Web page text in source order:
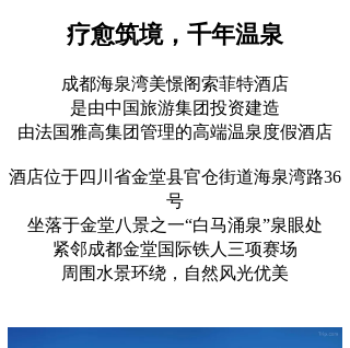
疗愈筑境，千年温泉
成都海泉湾美憬阁索菲特酒店
是由中国旅游集团投资建造
由法国雅高集团管理的高端温泉度假酒店
酒店位于四川省金堂县官仓街道海泉湾路36
号
坐落于金堂八景之一“白马涌泉”泉眼处
紧邻成都金堂国际铁人三项赛场
周围水景环绕，自然风光优美